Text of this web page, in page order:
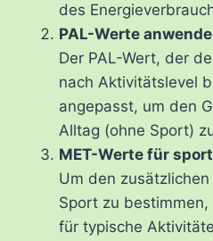
des
PAL-Werte
Der PAL-Wert, der
nach Aktivitätslevel
angepasst, um den
Alltag (ohne Sport)
MET-Werte für
Um den
Sport zu
für typische